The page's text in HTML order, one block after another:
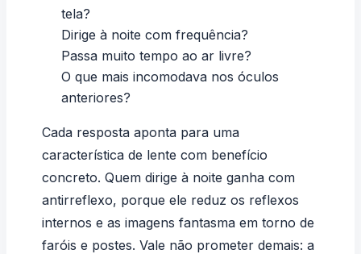
tela?
Dirige à noite com frequência?
Passa muito tempo ao ar livre?
O que mais incomodava nos óculos
anteriores?
Cada resposta aponta para uma
característica de lente com benefício
concreto. Quem dirige à noite ganha com
antirreflexo, porque ele reduz os reflexos
internos e as imagens fantasma em torno de
faróis e postes. Vale não prometer demais: a